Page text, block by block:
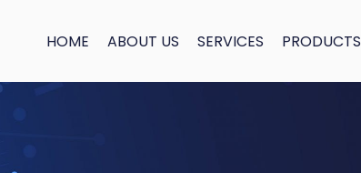
HOME ABOUT US SERVICES PRODUCTS